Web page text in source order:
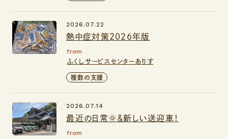
熱中症対策2026年版
2026.07.22
from
ふくしサービスセンターありす
複数の支援
最近の日常🌞＆新しい送迎車！
2026.07.14
from